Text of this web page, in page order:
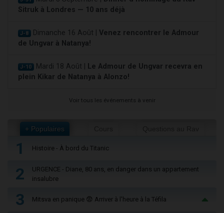
Sitruk à Londres — 10 ans déjà
J-8 Dimanche 16 Août | Venez rencontrer le Admour
de Ungvar à Natanya!
J-10 Mardi 18 Août |
Le Admour de Ungvar recevra en
plein Kikar de Natanya à Alonzo!
Voir tous les événements à venir
+ Populaires
1 Histoire - À bord du Titanic
2
URGENCE - Diane, 80 ans, en danger dans un appartement
insalubre
3 Mitsva en panique 😨 Arriver à l'heure à la Téfila